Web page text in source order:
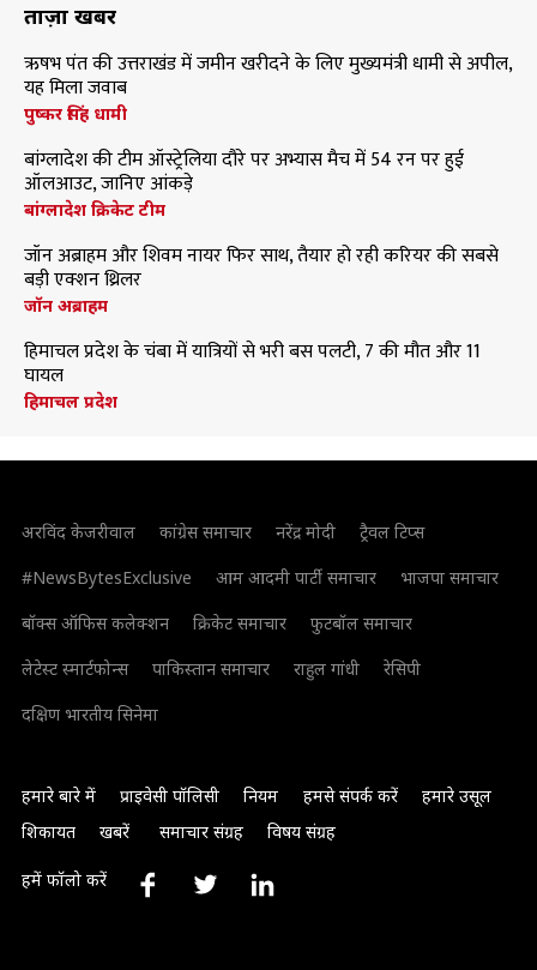
ताज़ा खबरें
ऋषभ पंत की उत्तराखंड में जमीन खरीदने के लिए मुख्यमंत्री धामी से अपील,
यह मिला जवाब
पुष्कर सिंह धामी
बांग्लादेश की टीम ऑस्ट्रेलिया दौरे पर अभ्यास मैच में 54 रन पर हुई
ऑलआउट, जानिए आंकड़े
बांग्लादेश क्रिकेट टीम
जॉन अब्राहम और शिवम नायर फिर साथ, तैयार हो रही करियर की सबसे
बड़ी एक्शन थ्रिलर
जॉन अब्राहम
हिमाचल प्रदेश के चंबा में यात्रियों से भरी बस पलटी, 7 की मौत और 11
घायल
हिमाचल प्रदेश
अरविंद केजरीवाल कांग्रेस समाचार नरेंद्र मोदी
ट्रैवल टिप्स
#NewsBytesExclusive
आम आदमी पार्टी समाचार
भाजपा समाचार
बॉक्स ऑफिस कलेक्शन
क्रिकेट समाचार
फुटबॉल समाचार
लेटेस्ट स्मार्टफोन्स
पाकिस्तान समाचार राहुल गांधी
रेसिपी
दक्षिण भारतीय सिनेमा
हमारे बारे में प्राइवेसी पॉलिसी नियम हमसे संपर्क करें
हमारे उसूल
शिकायत
खबरें समाचार संग्रह विषय संग्रह
हमें फॉलो करें